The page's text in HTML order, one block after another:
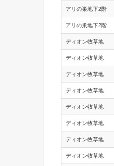
アリの巣地下2階
アリの巣地下2階
ディオン牧草地
ディオン牧草地
ディオン牧草地
ディオン牧草地
ディオン牧草地
ディオン牧草地
ディオン牧草地
ディオン牧草地